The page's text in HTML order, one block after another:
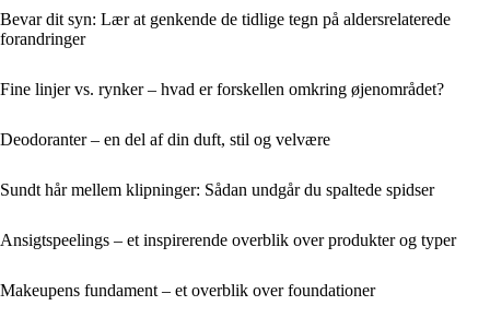
Bevar dit syn: Lær at genkende de tidlige tegn på aldersrelaterede
forandringer
Fine linjer vs. rynker – hvad er forskellen omkring øjenområdet?
Deodoranter – en del af din duft, stil og velvære
Sundt hår mellem klipninger: Sådan undgår du spaltede spidser
Ansigtspeelings – et inspirerende overblik over produkter og typer
Makeupens fundament – et overblik over foundationer